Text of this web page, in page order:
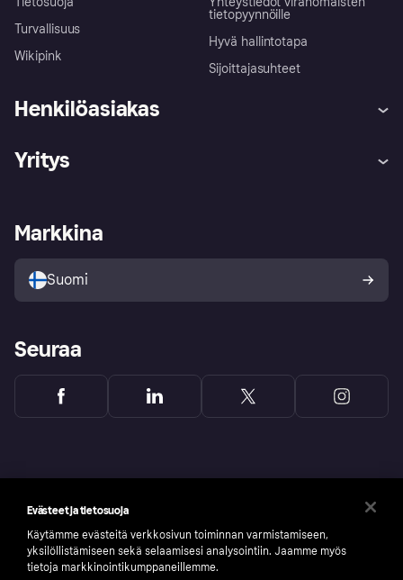
Turvallisuus
Wikipink
tietopyynnöille
Hyvä hallintotapa
Sijoittajasuhteet
Henkilöasiakas
Kirjaudu sisään
Tutustu kauppoihin
Ostajan turva
Yritys
Kirjaudu sisään yrityksenä
Markkina
Suomi
Seuraa
Evästeet ja tietosuoja
Käytämme evästeitä verkkosivun toiminnan varmistamiseen,
yksilöllistämiseen sekä selaamisesi analysointiin. Jaamme myös
tietoja markkinointikumppaneillemme.